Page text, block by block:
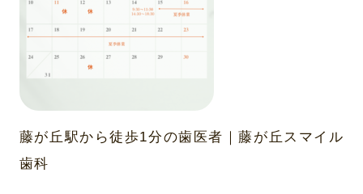
藤が丘駅から徒歩1分の歯医者｜藤が丘スマイル
歯科